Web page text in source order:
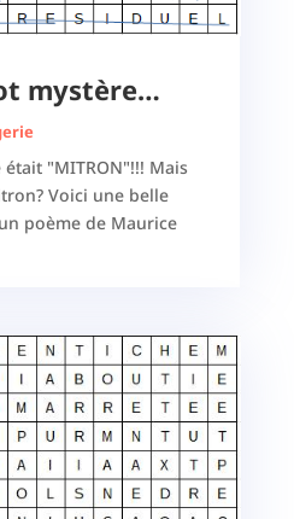
mystère…
"MITRON"!!! Mais
Voici une belle
poème de Maurice